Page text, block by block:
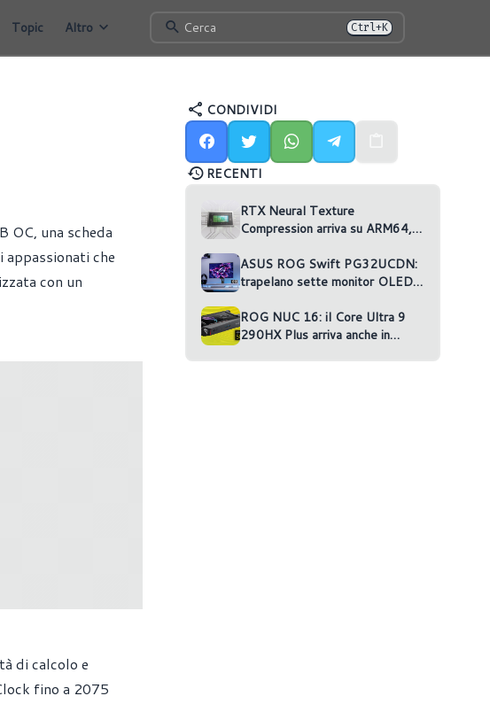
Topic Altro Cerca Ctrl+K
OC, una scheda
che
con un
di calcolo e
fino a 2075
CONDIVIDI
RECENTI
RTX Neural Texture
Compression arriva su ARM64,
ASUS ROG Swift PG32UCDN:
trapelano sette monitor OLED
ROG NUC 16: il Core Ultra 9
290HX Plus arriva anche in